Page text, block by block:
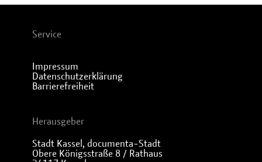
Service
Impressum
Datenschutzerklärung
Barrierefreiheit
Herausgeber
Stadt Kassel, documenta-Stadt
Obere Königsstraße 8 / Rathaus